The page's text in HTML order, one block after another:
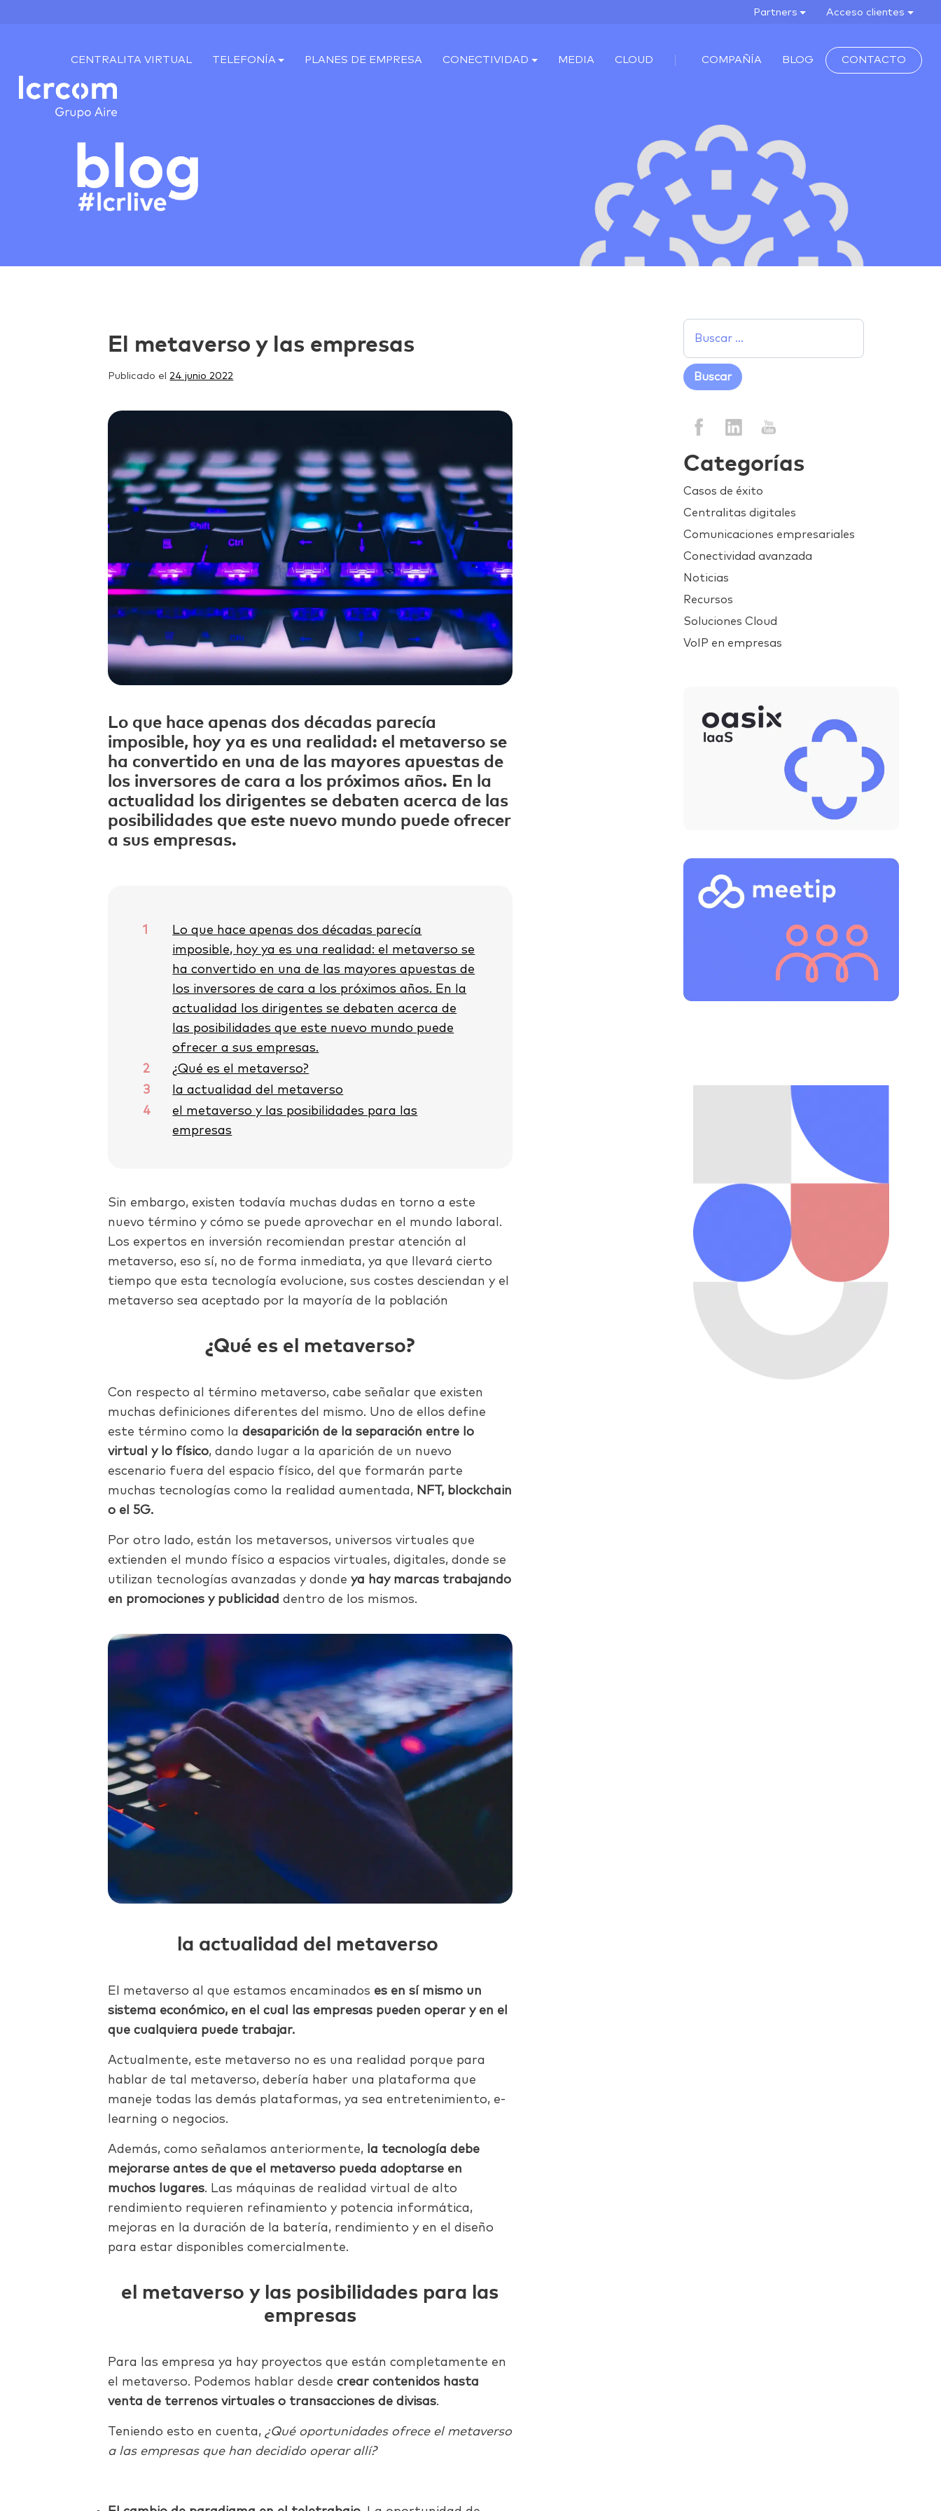
Partners Acceso clientes
CENTRALITA VIRTUAL TELEFONÍA PLANES DE EMPRESA CONECTIVIDAD MEDIA CLOUD COMPAÑÍA BLOG CONTACTO
El metaverso y las empresas
Publicado el 24 junio 2022
Lo que hace apenas dos décadas parecía
imposible, hoy ya es una realidad: el metaverso se
ha convertido en una de las mayores apuestas de
los inversores de cara a los próximos años. En la
actualidad los dirigentes se debaten acerca de las
posibilidades que este nuevo mundo puede ofrecer
a sus empresas.
1
Lo que hace apenas dos décadas parecía
imposible, hoy ya es una realidad: el metaverso se
ha convertido en una de las mayores apuestas de
los inversores de cara a los próximos años. En la
actualidad los dirigentes se debaten acerca de
las posibilidades que este nuevo mundo puede
ofrecer a sus empresas.
2
¿Qué es el metaverso?
3
la actualidad del metaverso
4
el metaverso y las posibilidades para las
empresas
Sin embargo, existen todavía muchas dudas en torno a este
nuevo término y cómo se puede aprovechar en el mundo laboral.
Los expertos en inversión recomiendan prestar atención al
metaverso, eso sí, no de forma inmediata, ya que llevará cierto
tiempo que esta tecnología evolucione, sus costes desciendan y el
metaverso sea aceptado por la mayoría de la población
¿Qué es el metaverso?
Con respecto al término metaverso, cabe señalar que existen
muchas definiciones diferentes del mismo. Uno de ellos define
este término como ladesaparición de la separación entre lo
virtual y lo físico, dando lugar a la aparición de un nuevo
escenario fuera del espacio físico, del que formarán parte
muchas tecnologías como la realidad aumentada, NFT, blockchain
o el 5G.
Por otro lado, están los metaversos, universos virtuales que
extienden el mundo físico a espacios virtuales, digitales, donde se
utilizan tecnologías avanzadas y dondeya hay marcas trabajando
en promociones y publicidad dentro de los mismos.
la actualidad del metaverso
El metaverso al que estamos encaminados es en sí mismo un
sistema económico, en el cual las empresas pueden operar y en el
que cualquiera puede trabajar.
Actualmente, este metaverso no es una realidad porque para
hablar de tal metaverso, debería haber una plataforma que
maneje todas las demás plataformas, ya sea entretenimiento, e-
learning o negocios.
Además, como señalamos anteriormente, la tecnología debe
mejorarse antes de que el metaverso pueda adoptarse en
muchos lugares. Las máquinas de realidad virtual de alto
rendimiento requieren refinamiento y potencia informática,
mejoras en la duración de la batería, rendimiento y en el diseño
para estar disponibles comercialmente.
el metaverso y las posibilidades para las
empresas
Para las empresa ya hay proyectos que están completamente en
el metaverso. Podemos hablar desdecrear contenidos hasta
venta de terrenos virtuales o transacciones de divisas.
Teniendo esto en cuenta, ¿Qué oportunidades ofrece el metaverso
a las empresas que han decidido operar allí?
Categorías
Casos de éxito
Centralitas digitales
Comunicaciones empresariales
Conectividad avanzada
Noticias
Recursos
Soluciones Cloud
VoIP en empresas